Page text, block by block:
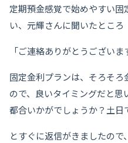
定期預金感覚で始めやすい
い、元輝さんに聞いたところ
「ご連絡ありがとうございま
固定金利プランは、そろそ
ので、良いタイミングだと
都合いかがでしょうか？土日
とすぐに返信がきましたの